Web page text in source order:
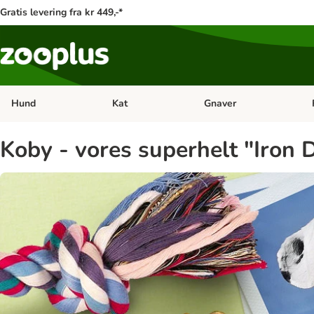
Gratis levering fra kr 449,-*
Hund Åben kategori menu: Hund
Kat Åben kategori menu: Kat
Gnaver
Koby - vores superhelt "Iron